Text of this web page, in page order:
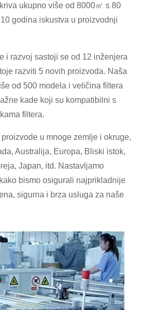
ukupno više od 8000㎡ s 80
godina iskustva u proizvodnji
i razvoj sastoji se od 12 inženjera
razviti 5 novih proizvoda. Naša
od 500 modela i veličina filtera
kade koji su kompatibilni s
filtera.
u mnoge zemlje i okruge,
Australija, Europa, Bliski istok,
Japan, itd. Nastavljamo
bismo osigurali najprikladnije
sigurna i brza usluga za naše